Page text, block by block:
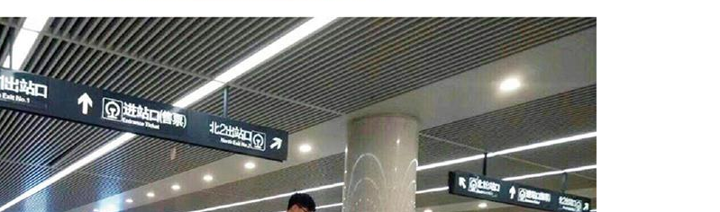
双刷驾驶式洗地机PSD-XJ660 大型洗地机